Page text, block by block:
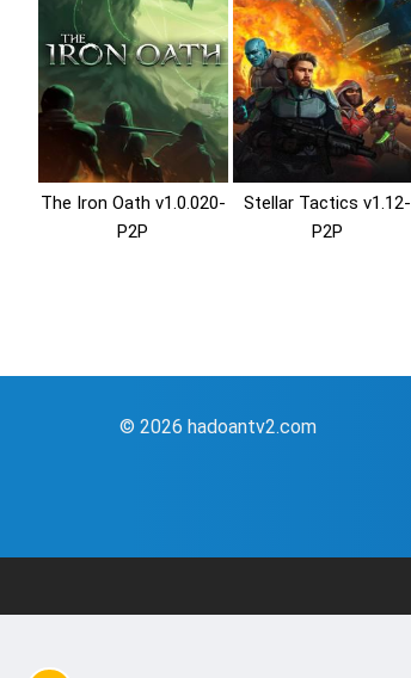
The Iron Oath v1.0.020-
P2P
Stellar Tactics v1.12-
P2P
© 2026 hadoantv2.com